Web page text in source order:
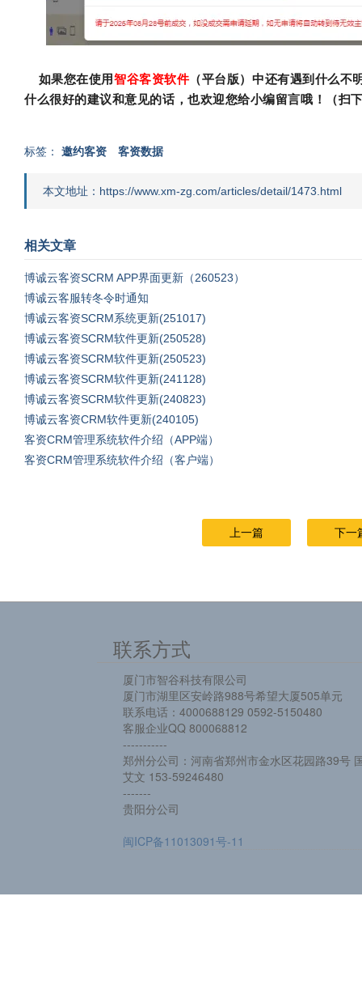
如果您在使用智谷客资软件（平台版）中还有遇到什么不
什么很好的建议和意见的话，也欢迎您给小编留言哦！（扫
标签： 邀约客资 客资数据
本文地址：https://www.xm-zg.com/articles/detail/1473.html
相关文章
博诚云客资SCRM APP界面更新（260523）
博诚云客服转冬令时通知
博诚云客资SCRM系统更新(251017)
博诚云客资SCRM软件更新(250528)
博诚云客资SCRM软件更新(250523)
博诚云客资SCRM软件更新(241128)
博诚云客资SCRM软件更新(240823)
博诚云客资CRM软件更新(240105)
客资CRM管理系统软件介绍（APP端）
客资CRM管理系统软件介绍（客户端）
上一篇 下一
联系方式
厦门市智谷科技有限公司
厦门市湖里区安岭路988号希望大厦505单元
联系电话：4000688129 0592-5150480
客服企业QQ 800068812
-----------
郑州分公司：河南省郑州市金水区花园路39号
艾文 153-59246480
-------
贵阳分公司
闽ICP备11013091号-11